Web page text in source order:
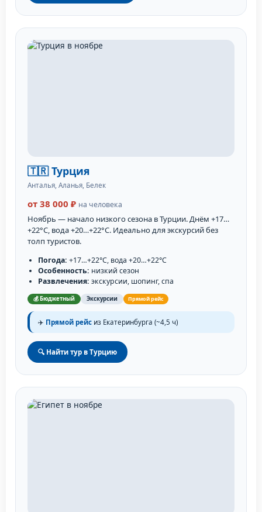
🇹🇷 Турция
Анталья, Аланья, Белек
от 38 000 ₽ на человека
Ноябрь — начало низкого сезона в Турции. Днём +17…
+22°C, вода +20…+22°C. Идеально для экскурсий без
толп туристов.
Погода: +17…+22°C, вода +20…+22°C
Особенность: низкий сезон
Развлечения: экскурсии, шопинг, спа
💰 Бюджетный Экскурсии Прямой рейс
✈️ Прямой рейс из Екатеринбурга (~4,5 ч)
🔍 Найти тур в Турцию